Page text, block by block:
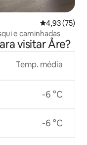
4,93 de uma
4,93 (75)
e caminhadas
visitar Åre?
Temp. média
-6 °C
-6 °C